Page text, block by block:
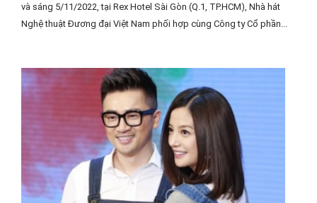
và sáng 5/11/2022, tại Rex Hotel Sài Gòn (Q.1, TP.HCM), Nhà hát
Nghệ thuật Đương đại Việt Nam phối hợp cùng Công ty Cổ phần...